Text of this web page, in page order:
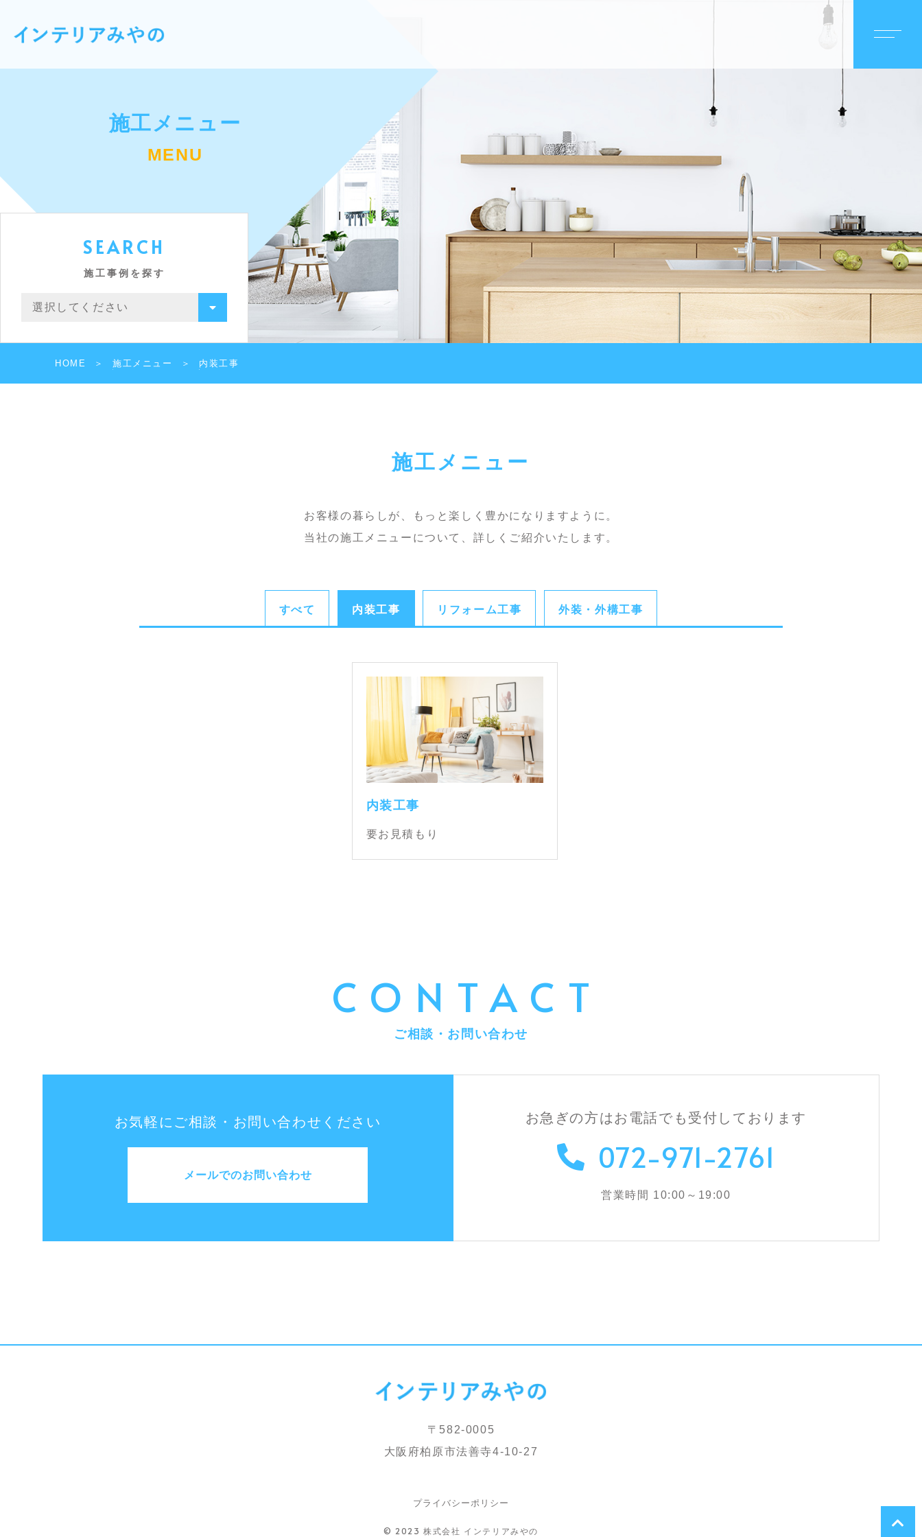
施工メニュー
MENU
SEARCH
施工事例を探す
HOME 施工メニュー 内装工事
施工メニュー
お客様の暮らしが、もっと楽しく豊かになりますように。
当社の施工メニューについて、詳しくご紹介いたします。
すべて 内装工事 リフォーム工事 外装・外構工事
内装工事
要お見積もり
CONTACT
ご相談・お問い合わせ
お気軽にご相談・お問い合わせください
メールでのお問い合わせ
お急ぎの方はお電話でも 受付しております
072-971-2761
営業時間 10:00～19:00
〒582-0005
大阪府柏原市法善寺4-10-27
プライバシーポリシー
© 2023 株式会社 インテリアみやの